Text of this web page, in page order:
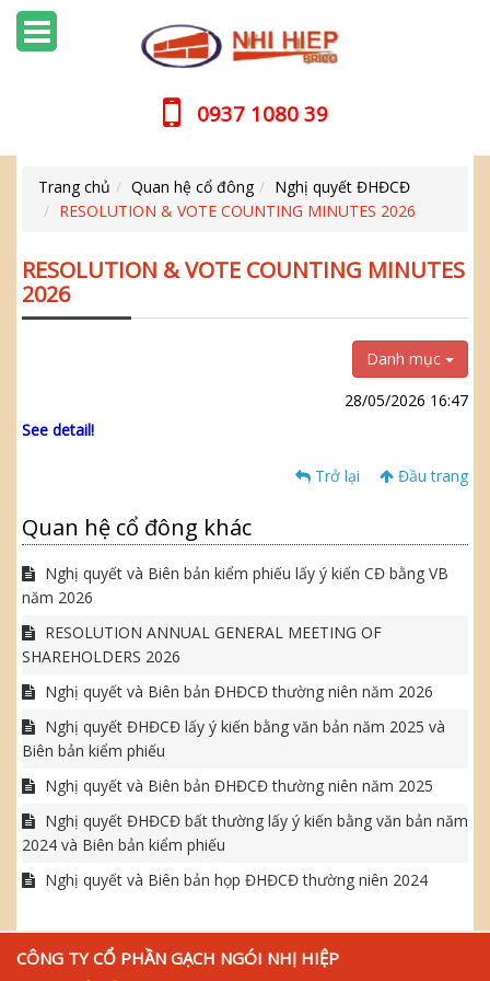
0937 1080 39
Trang chủ Quan hệ cổ đông
Nghị quyết ĐHĐCĐ
RESOLUTION & VOTE COUNTING MINUTES 2026
RESOLUTION & VOTE COUNTING MINUTES
2026
Danh mục
28/05/2026 16:47
See detail!
Trở lại Đầu trang
Quan hệ cổ đông khác
Nghị quyết và Biên bản kiểm phiếu lấy ý kiến CĐ bằng VB
năm 2026
RESOLUTION ANNUAL GENERAL MEETING OF
SHAREHOLDERS 2026
Nghị quyết và Biên bản ĐHĐCĐ thường niên năm 2026
Nghị quyết ĐHĐCĐ lấy ý kiến bằng văn bản năm 2025 và
Biên bản kiểm phiếu
Nghị quyết và Biên bản ĐHĐCĐ thường niên năm 2025
Nghị quyết ĐHĐCĐ bất thường lấy ý kiến bằng văn bản năm
2024 và Biên bản kiểm phiếu
Nghị quyết và Biên bản họp ĐHĐCĐ thường niên 2024
CÔNG TY CỔ PHẦN GẠCH NGÓI NHỊ HIỆP